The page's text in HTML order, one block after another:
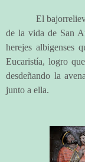
El
de la vida de San
herejes albigenses
Eucaristía, logro
desdeñando la
junto a ella.